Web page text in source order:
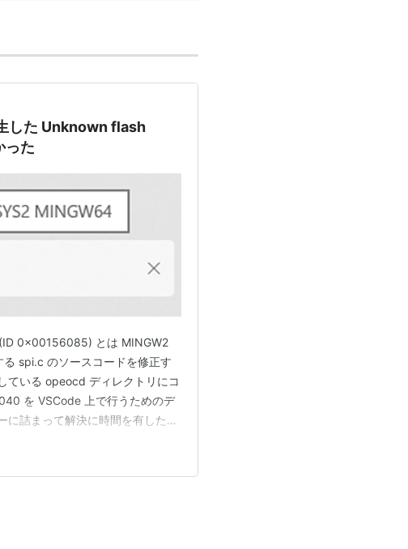
した Unknown flash
た
0x00156085) とは MINGW2
spi.c のソースコードを修正す
いる opeocd ディレクトリにコ
を VSCode 上で行うためのデ
詰まって解決に時間を有したの